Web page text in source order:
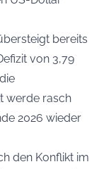
bereits
von 3,79
werde rasch
2026 wieder
den Konflikt im